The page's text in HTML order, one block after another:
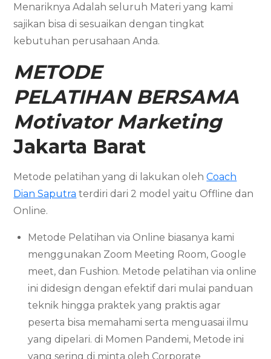
Menariknya Adalah seluruh Materi yang kami
sajikan bisa di sesuaikan dengan tingkat
kebutuhan perusahaan Anda.
METODE
PELATIHAN BERSAMA
Motivator Marketing
Jakarta Barat
Metode pelatihan yang di lakukan olehCoach
Dian Saputra terdiri dari 2 model yaitu Offline dan
Online.
Metode Pelatihan via Online biasanya kami
menggunakan Zoom Meeting Room, Google
meet, dan Fushion. Metode pelatihan via online
ini didesign dengan efektif dari mulai panduan
teknik hingga praktek yang praktis agar
peserta bisa memahami serta menguasai ilmu
yang dipelari. di Momen Pandemi, Metode ini
yang sering di minta oleh Corporate